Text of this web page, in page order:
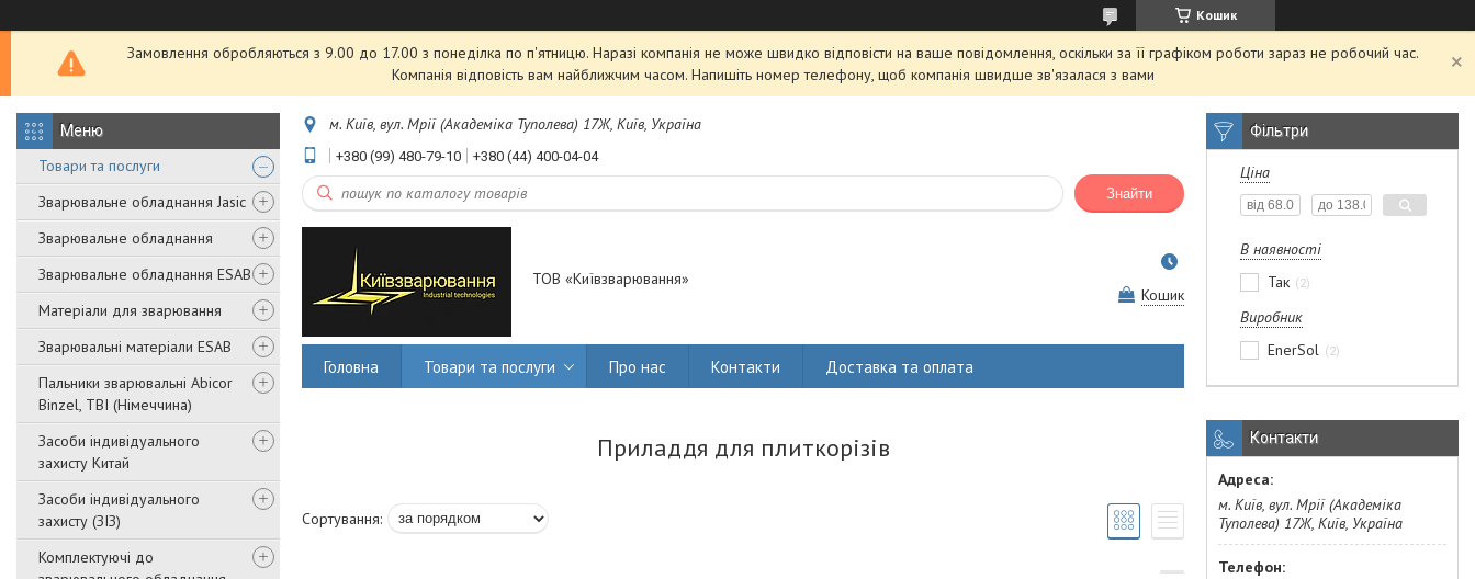
Кошик
Замовлення обробляються з 9.00 до 17.00 з понеділка по п'ятницю. Наразі компанія не може швидко відповісти на ваше повідомлення, оскільки за її графіком роботи зараз не робочий час.
Компанія відповість вам найближчим часом. Напишіть номер телефону, щоб компанія швидше зв'язалася з вами
Товари та послуги
Зварювальне обладнання Jasic
Зварювальне обладнання
Зварювальне обладнання ESAB
Матеріали для зварювання
Зварювальні матеріали ESAB
Пальники зварювальні Abicor
Binzel, TBI (Німеччина)
Засоби індивідуального
захисту Китай
Засоби індивідуального
захисту (ЗІЗ)
Комплектуючі до
м. Київ, вул. Мрії (Академіка Туполева) 17Ж, Київ, Україна
+380 (99) 480-79-10 +380 (44) 400-04-04
Знайти
ТОВ «Київзварювання»
Кошик
Головна Товари та послуги Про нас Контакти Доставка та оплата
Приладдя для плиткорізів
Фільтри
Ціна
В наявності
Так
2
Виробник
EnerSol
2
Контакти
м. Київ, вул. Мрії (Академіка
Туполева) 17Ж, Київ, Україна